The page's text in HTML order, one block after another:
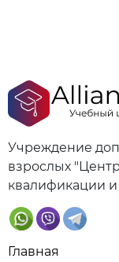
Учреждение
взрослых
квалификации и
Главная